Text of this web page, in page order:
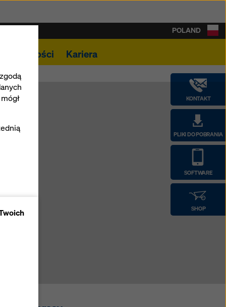
Aktualności Kariera
KONTAKT
PLIKI DO POBRANIA
SOFTWARE
SHOP
POLAND